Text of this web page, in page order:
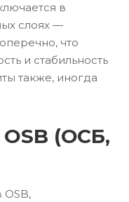
в
слоях —
что
и стабильность
также, иногда
(ОСБ,
OSB,